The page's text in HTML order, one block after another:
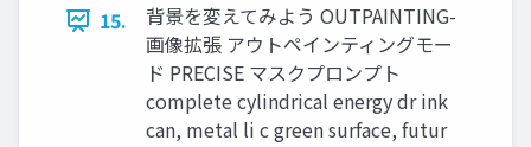
15.
背景を変えてみよう OUTPAINTING-
画像拡張 アウトペインティングモー
ド PRECISE マスクプロンプト
complete cylindrical energy dr ink
can, metal li c green surface, futur